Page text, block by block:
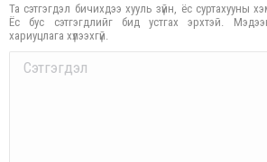
Та сэтгэгдэл бичихдээ хууль зүйн, ёс суртахууны
Ёс бус сэтгэгдлийг бид устгах эрхтэй.
хариуцлага хүлээхгүй.
Comment